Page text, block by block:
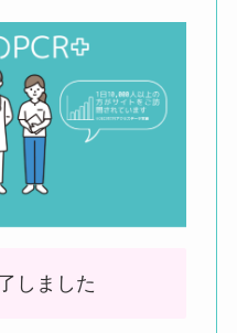
しました